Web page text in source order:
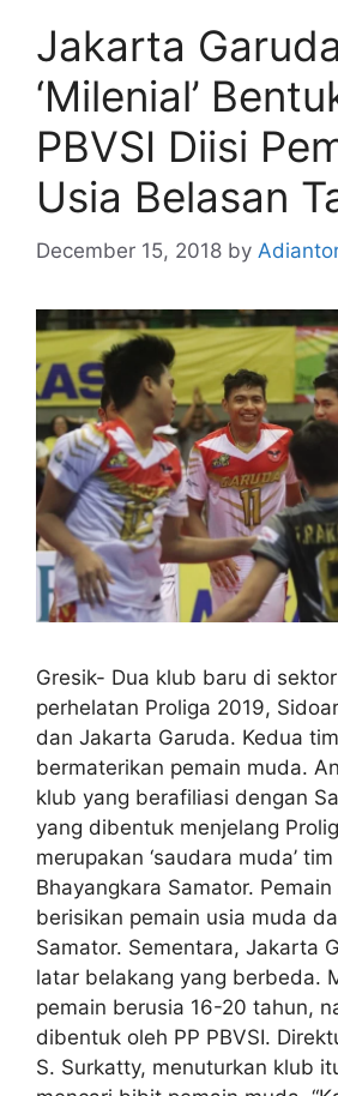
Jakarta
‘Milenial’
PBVSI Diisi
Usia Belasan
December 15, 2018 by
Gresik- Dua klub baru di
perhelatan Proliga 2019,
dan Jakarta Garuda. Kedua
bermaterikan pemain muda.
klub yang berafiliasi dengan
yang dibentuk menjelang
merupakan ‘saudara muda’
Bhayangkara Samator.
berisikan pemain usia muda
Samator. Sementara, Jakarta
latar belakang yang berbeda.
pemain berusia 16-20 tahun,
dibentuk oleh PP PBVSI.
S. Surkatty, menuturkan klub